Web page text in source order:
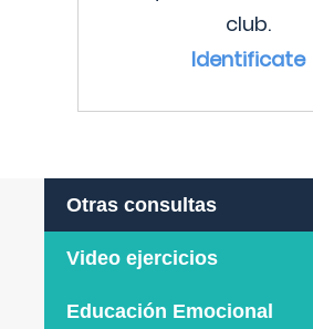
club.
Identificate
Otras consultas
Video ejercicios
Educación Emocional